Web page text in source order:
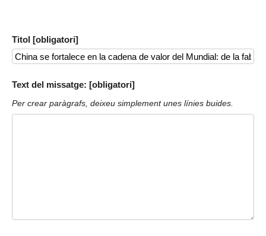
Titol [obligatori]
Text del missatge: [obligatori]
Per crear paràgrafs, deixeu simplement unes línies buides.